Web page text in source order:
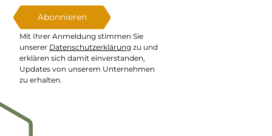
Mit Ihrer Anmeldung stimmen Sie
unserer Datenschutzerklärung zu und
erklären sich damit einverstanden,
Updates von unserem Unternehmen
zu erhalten.